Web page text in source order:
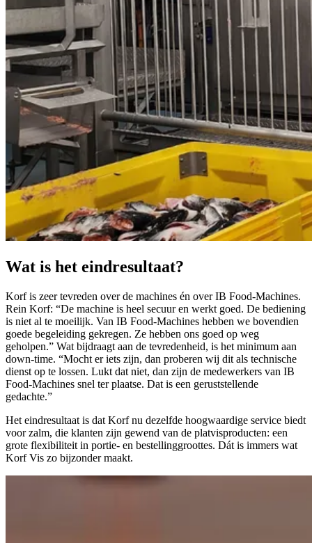
Wat is het eindresultaat?
Korf is zeer tevreden over de machines én over IB Food-Machines.
Rein Korf: “De machine is heel secuur en werkt goed. De bediening
is niet al te moeilijk. Van IB Food-Machines hebben we bovendien
goede begeleiding gekregen. Ze hebben ons goed op weg
geholpen.” Wat bijdraagt aan de tevredenheid, is het minimum aan
down-time. “Mocht er iets zijn, dan proberen wij dit als technische
dienst op te lossen. Lukt dat niet, dan zijn de medewerkers van IB
Food-Machines snel ter plaatse. Dat is een geruststellende
gedachte.”
Het eindresultaat is dat Korf nu dezelfde hoogwaardige service biedt
voor zalm, die klanten zijn gewend van de platvisproducten: een
grote flexibiliteit in portie- en bestellinggroottes. Dát is immers wat
Korf Vis zo bijzonder maakt.